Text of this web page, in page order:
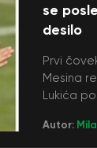
se
desilo
Prvi
Mesina
Lukića
Autor: